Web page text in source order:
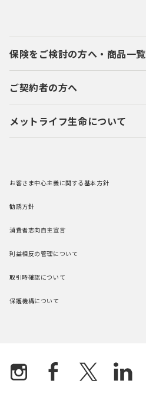
保険をご検討の方へ・商品一覧
ご契約者の方へ
メットライフ生命について
お客さま中心主義に関する基本方針
勧誘方針
消費者志向自主宣言
利益相反の管理について
取引時確認について
保護機構について